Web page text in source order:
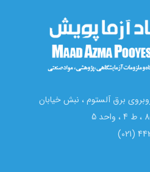
برق آلستوم ، نبش خیابان